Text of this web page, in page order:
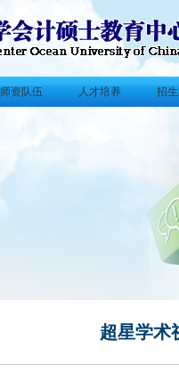
师资队伍 人才培养 招
超星学术